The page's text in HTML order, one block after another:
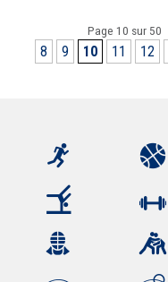
Page 10 sur 50
8
9 10 11 12